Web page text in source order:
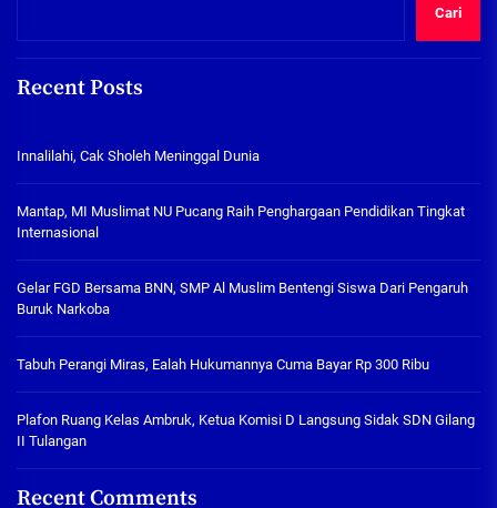
Cari
Recent Posts
Innalilahi, Cak Sholeh Meninggal Dunia
Mantap, MI Muslimat NU Pucang Raih Penghargaan Pendidikan Tingkat
Internasional
Gelar FGD Bersama BNN, SMP Al Muslim Bentengi Siswa Dari Pengaruh
Buruk Narkoba
Tabuh Perangi Miras, Ealah Hukumannya Cuma Bayar Rp 300 Ribu
Plafon Ruang Kelas Ambruk, Ketua Komisi D Langsung Sidak SDN Gilang
II Tulangan
Recent Comments